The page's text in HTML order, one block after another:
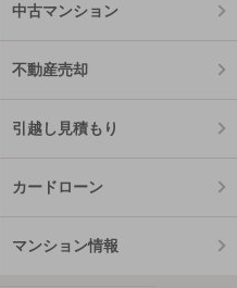
中古マンション
不動産売却
引越し見積もり
カードローン
マンション情報